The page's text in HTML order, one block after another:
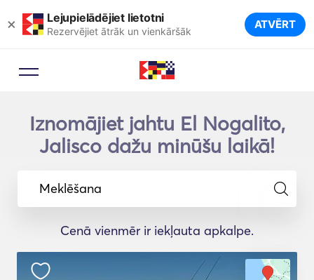
× Lejupielādējiet lietotni
Rezervējiet ātrāk un vienkāršāk ATVĒRT
Iznomājiet jahtu El Nogalito,
Jalisco dažu minūšu laikā!
Meklēšana
Cenā vienmēr ir iekļauta apkalpe.